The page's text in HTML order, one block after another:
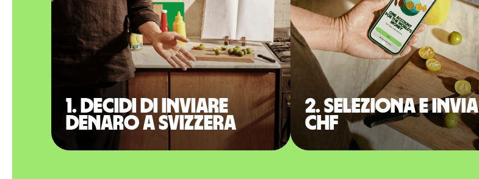
1. Decidi di inviare
denaro a Svizzera
2. Seleziona e invia
CHF